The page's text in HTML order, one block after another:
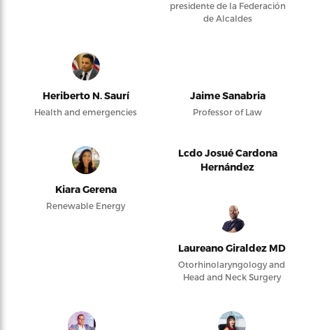
presidente de la Federación
de Alcaldes
Heriberto N. Saurí
Health and emergencies
Jaime Sanabria
Professor of Law
Kiara Gerena
Renewable Energy
Lcdo Josué Cardona
Hernández
Laureano Giraldez MD
Otorhinolaryngology and
Head and Neck Surgery